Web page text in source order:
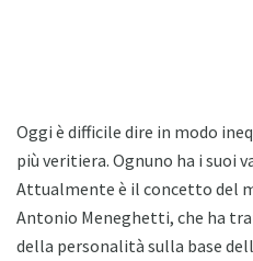
Oggi è difficile dire in modo
più veritiera. Ognuno ha i suoi
Attualmente è il concetto del
Antonio Meneghetti, che ha
della personalità sulla base